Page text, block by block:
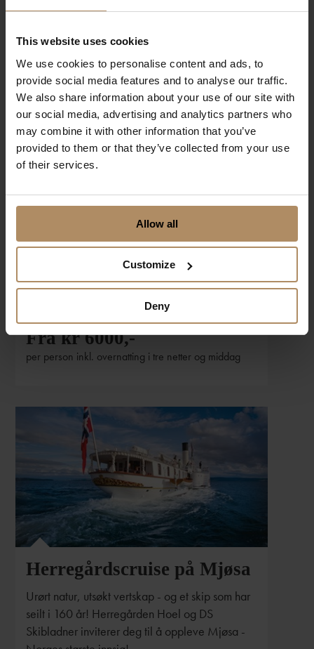
This website uses cookies
We use cookies to personalise content and ads, to
provide social media features and to analyse our traffic.
We also share information about your use of our site with
our social media, advertising and analytics partners who
may combine it with other information that you’ve
provided to them or that they’ve collected from your use
of their services.
Allow all
Customize
Deny
Fra kr 5200,-
Kortferie
Badehotellene
Opplev saltvann, myke senger og kulinariske
høydepunkter på våre badehotell ved
Oslofjorden og Sørlandskysten.
Fra kr 6000,-
per person inkl. overnatting i tre netter og middag
Herregårdscruise på Mjøsa
Urørt natur, utsøkt vertskap - og et skip som har
seilt i 160 år! Herregården Hoel og DS
Skibladner inviterer deg til å oppleve Mjøsa -